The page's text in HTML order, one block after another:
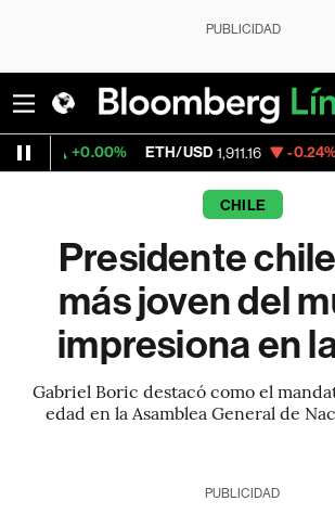
PUBLICIDAD
ETH/USD 1,911.16 -0.24% Visa
CHILE
Presidente
más joven del
impresiona en
Gabriel Boric destacó como el
edad en la Asamblea General de
PUBLICIDAD